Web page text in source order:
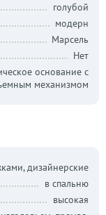
голубой
модерн
Марсель
Нет
основание с
механизмом
дизайнерские
в спальню
высокая